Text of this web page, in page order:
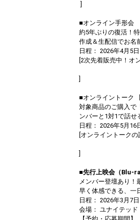
■オンライン手形会
約5年ぶりの復活！
作成＆生配信でお名
日程： 2026年4月5日
[2次先着販売中！オ
■オンライントーク
対象商品のご購入で
ンバーと1対1で話せ
日程： 2026年5月16
[オンライントーク
■先行上映会（Blu-
メンバー登壇あり！
早く体感できる、一
日程： 2026年3月7日
会場： ユナイテッ